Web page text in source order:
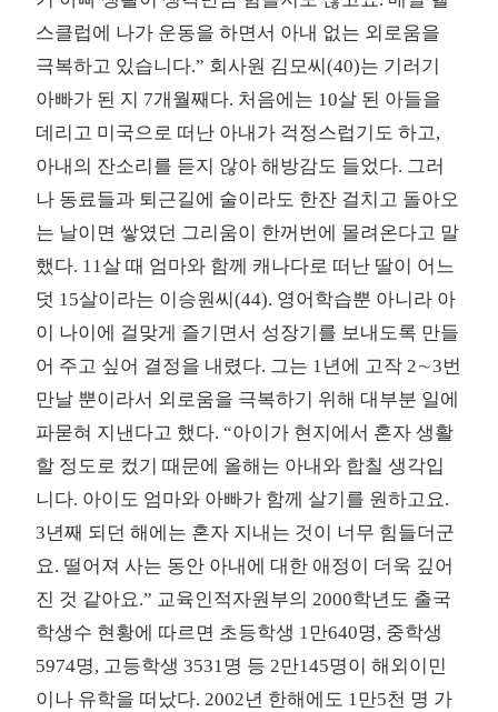
스클럽에 나가 운동을 하면서 아내 없는 외로움을
극복하고 있습니다.” 회사원 김모씨(40)는 기러기
아빠가 된 지 7개월째다. 처음에는 10살 된 아들을
데리고 미국으로 떠난 아내가 걱정스럽기도 하고,
아내의 잔소리를 듣지 않아 해방감도 들었다. 그러
나 동료들과 퇴근길에 술이라도 한잔 걸치고 돌아오
는 날이면 쌓였던 그리움이 한꺼번에 몰려온다고 말
했다. 11살 때 엄마와 함께 캐나다로 떠난 딸이 어느
덧 15살이라는 이승원씨(44). 영어학습뿐 아니라 아
이 나이에 걸맞게 즐기면서 성장기를 보내도록 만들
어 주고 싶어 결정을 내렸다. 그는 1년에 고작 2∼3번
만날 뿐이라서 외로움을 극복하기 위해 대부분 일에
파묻혀 지낸다고 했다. “아이가 현지에서 혼자 생활
할 정도로 컸기 때문에 올해는 아내와 합칠 생각입
니다. 아이도 엄마와 아빠가 함께 살기를 원하고요.
3년째 되던 해에는 혼자 지내는 것이 너무 힘들더군
요. 떨어져 사는 동안 아내에 대한 애정이 더욱 깊어
진 것 같아요.” 교육인적자원부의 2000학년도 출국
학생수 현황에 따르면 초등학생 1만640명, 중학생
5974명, 고등학생 3531명 등 2만145명이 해외이민
이나 유학을 떠났다. 2002년 한해에도 1만5천 명 가